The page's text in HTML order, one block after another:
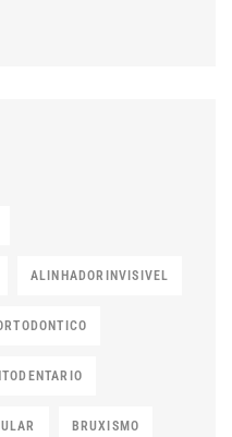
ALINHADORINVISIVEL
BRUXISMO